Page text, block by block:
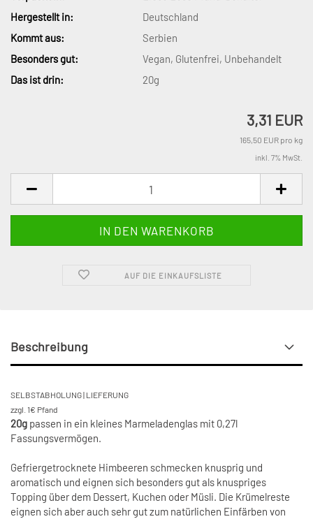
Hergestellt in:
Deutschland
Kommt aus:
Serbien
Besonders gut:
Vegan, Glutenfrei, Unbehandelt
Das ist drin:
20g
3,31 EUR
165,50 EUR pro kg
inkl. 7% MwSt.
AUF DIE EINKAUFSLISTE
Beschreibung
SELBSTABHOLUNG | LIEFERUNG
zzgl. 1€ Pfand
20g passen in ein kleines Marmeladenglas mit 0,27l
Fassungsvermögen.
Gefriergetrocknete Himbeeren schmecken knusprig und
aromatisch und eignen sich besonders gut als knuspriges
Topping über dem Dessert, Kuchen oder Müsli. Die Krümelreste
eignen sich aber auch sehr gut zum natürlichen Einfärben von